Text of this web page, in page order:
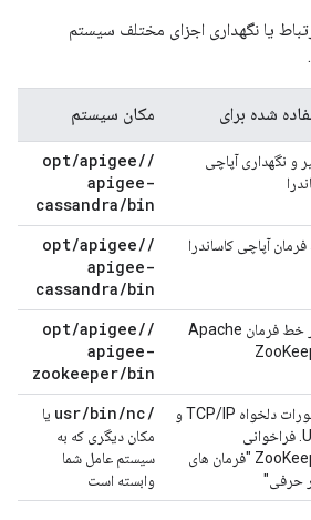
یا نگهداری اجزای مختلف سیستم
شده برای مکان سیستم
و نگهداری آپاچی
/
opt/apigee/
apigee-
cassandra/bin
آپاچی کاساندرا /
opt/apigee/
apigee-
cassandra/bin
ابزار خط فرمان Apache
/
opt/apigee/
apigee-
zookeeper/bin
دستورات دلخواه TCP/IP و
UDP. فراخوانی
ZooKeeper "فرمان های
حرفی"
/
usr/bin/nc
یا
مکان دیگری که به
سیستم عامل شما
وابسته است